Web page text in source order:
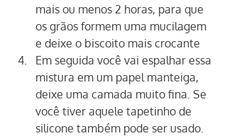
mais ou menos 2 horas, para que
os grãos formem uma mucilagem
e deixe o biscoito mais crocante
Em seguida você vai espalhar essa
mistura em um papel manteiga,
deixe uma camada muito fina. Se
você tiver aquele tapetinho de
silicone também pode ser usado.